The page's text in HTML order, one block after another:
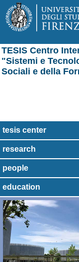
TESIS Centro
"Sistemi e
Sociali e della
tesis center
research
people
education